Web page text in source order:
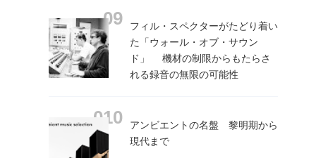
フィル・スペクターがたどり着い
た「ウォール・オブ・サウン
ド」 機材の制限からもたらさ
れる録音の無限の可能性
アンビエントの名盤 黎明期から
現代まで